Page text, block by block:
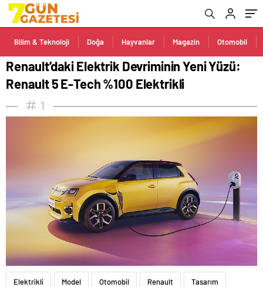
Bilim & Teknoloji Doğa Hayvanlar Magazin Otomobil
Renault’daki Elektrik Devriminin Yeni Yüzü:
Renault 5 E-Tech %100 Elektrikli
1
Elektrikli Model Otomobil Renault Tasarım